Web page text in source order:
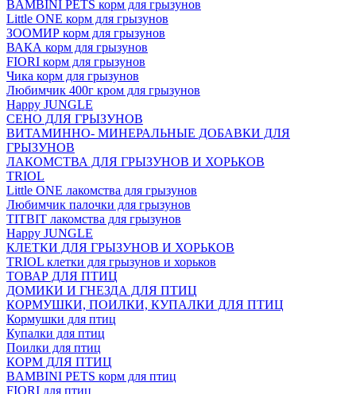
BAMBINI PETS корм для грызунов
Little ONE корм для грызунов
ЗООМИР корм для грызунов
ВАКА корм для грызунов
FIORI корм для грызунов
Чика корм для грызунов
Любимчик 400г кром для грызунов
Happy JUNGLE
СЕНО ДЛЯ ГРЫЗУНОВ
ВИТАМИННО- МИНЕРАЛЬНЫЕ ДОБАВКИ ДЛЯ
ГРЫЗУНОВ
ЛАКОМСТВА ДЛЯ ГРЫЗУНОВ И ХОРЬКОВ
TRIOL
Little ONE лакомства для грызунов
Любимчик палочки для грызунов
TITBIT лакомства для грызунов
Happy JUNGLE
КЛЕТКИ ДЛЯ ГРЫЗУНОВ И ХОРЬКОВ
TRIOL клетки для грызунов и хорьков
ТОВАР ДЛЯ ПТИЦ
ДОМИКИ И ГНЕЗДА ДЛЯ ПТИЦ
КОРМУШКИ, ПОИЛКИ, КУПАЛКИ ДЛЯ ПТИЦ
Кормушки для птиц
Купалки для птиц
Поилки для птиц
КОРМ ДЛЯ ПТИЦ
BAMBINI PETS корм для птиц
FIORI для птиц